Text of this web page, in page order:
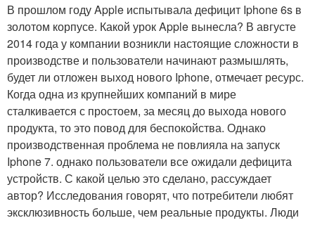
В прошлом году Apple испытывала дефицит Iphone 6s в
золотом корпусе. Какой урок Apple вынесла? В августе
2014 года у компании возникли настоящие сложности в
производстве и пользователи начинают размышлять,
будет ли отложен выход нового Iphone, отмечает ресурс.
Когда одна из крупнейших компаний в мире
сталкивается с простоем, за месяц до выхода нового
продукта, то это повод для беспокойства. Однако
производственная проблема не повлияла на запуск
Iphone 7. однако пользователи все ожидали дефицита
устройств. С какой целью это сделано, рассуждает
автор? Исследования говорят, что потребители любят
эксклюзивность больше, чем реальные продукты. Люди